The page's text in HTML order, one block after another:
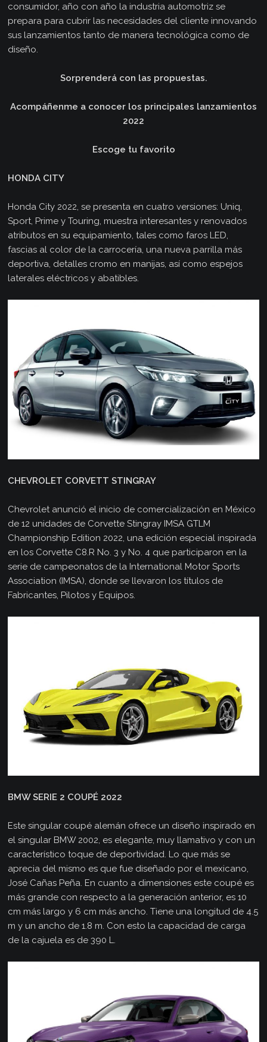
consumidor, año con año la industria automotriz se
prepara para cubrir las necesidades del cliente innovando
sus lanzamientos tanto de manera tecnológica como de
diseño.
Sorprenderá con las propuestas.
Acompáñenme a conocer los principales lanzamientos
2022
Escoge tu favorito
HONDA CITY
Honda City 2022, se presenta en cuatro versiones: Uniq,
Sport, Prime y Touring, muestra interesantes y renovados
atributos en su equipamiento, tales como faros LED,
fascias al color de la carrocería, una nueva parrilla más
deportiva, detalles cromo en manijas, así como espejos
laterales eléctricos y abatibles.
CHEVROLET CORVETT STINGRAY
Chevrolet anunció el inicio de comercialización en México
de 12 unidades de Corvette Stingray IMSA GTLM
Championship Edition 2022, una edición especial inspirada
en los Corvette C8.R No. 3 y No. 4 que participaron en la
serie de campeonatos de la International Motor Sports
Association (IMSA), donde se llevaron los títulos de
Fabricantes, Pilotos y Equipos.
BMW SERIE 2 COUPÉ 2022
Este singular coupé alemán ofrece un diseño inspirado en
el singular BMW 2002, es elegante, muy llamativo y con un
característico toque de deportividad. Lo que más se
aprecia del mismo es que fue diseñado por el mexicano,
José Cañas Peña. En cuanto a dimensiones este coupé es
más grande con respecto a la generación anterior, es 10
cm más largo y 6 cm más ancho. Tiene una longitud de 4.5
m y un ancho de 1.8 m. Con esto la capacidad de carga
de la cajuela es de 390 L.